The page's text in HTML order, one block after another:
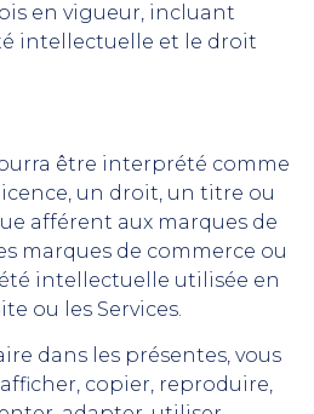
en vigueur, incluant
intellectuelle et le droit
être interprété comme
un droit, un titre ou
afférent aux marques de
marques de commerce ou
intellectuelle utilisée en
ou les Services.
dans les présentes, vous
copier, reproduire,